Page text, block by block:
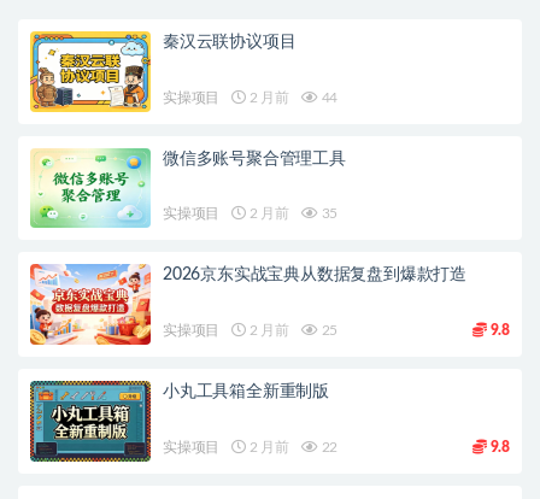
秦汉云联协议项目
实操项目 2 月前 44
微信多账号聚合管理工具
实操项目 2 月前 35
2026京东实战宝典从数据复盘到爆款打造
实操项目 2 月前 25 9.8
小丸工具箱全新重制版
实操项目 2 月前 22 9.8